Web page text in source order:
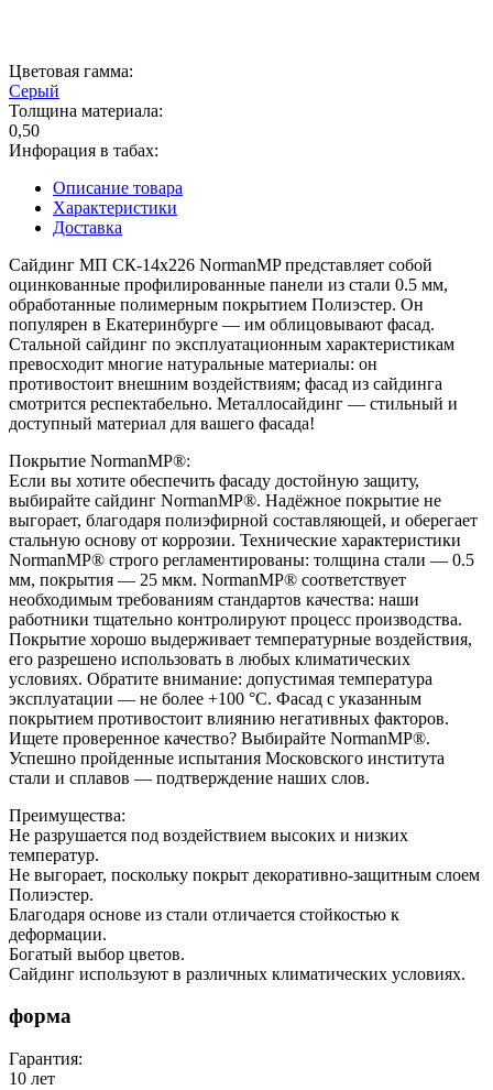
Цветовая гамма:
Серый
Толщина материала:
0,50
Инфорация в табах:
Описание товара
Характеристики
Доставка
Сайдинг МП СК-14х226 NormanMP представляет собой
оцинкованные профилированные панели из стали 0.5 мм,
обработанные полимерным покрытием Полиэстер. Он
популярен в Екатеринбурге — им облицовывают фасад.
Стальной сайдинг по эксплуатационным характеристикам
превосходит многие натуральные материалы: он
противостоит внешним воздействиям; фасад из сайдинга
смотрится респектабельно. Металлосайдинг — стильный и
доступный материал для вашего фасада!
Покрытие NormanMP®:
Если вы хотите обеспечить фасаду достойную защиту,
выбирайте сайдинг NormanMP®. Надёжное покрытие не
выгорает, благодаря полиэфирной составляющей, и оберегает
стальную основу от коррозии. Технические характеристики
NormanMP® строго регламентированы: толщина стали — 0.5
мм, покрытия — 25 мкм. NormanMP® соответствует
необходимым требованиям стандартов качества: наши
работники тщательно контролируют процесс производства.
Покрытие хорошо выдерживает температурные воздействия,
его разрешено использовать в любых климатических
условиях. Обратите внимание: допустимая температура
эксплуатации — не более +100 °С. Фасад с указанным
покрытием противостоит влиянию негативных факторов.
Ищете проверенное качество? Выбирайте NormanMP®.
Успешно пройденные испытания Московского института
стали и сплавов — подтверждение наших слов.
Преимущества:
Не разрушается под воздействием высоких и низких
температур.
Не выгорает, поскольку покрыт декоративно-защитным слоем
Полиэстер.
Благодаря основе из стали отличается стойкостью к
деформации.
Богатый выбор цветов.
Сайдинг используют в различных климатических условиях.
форма
Гарантия:
10 лет